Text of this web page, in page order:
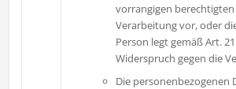
vorrangigen
Verarbeitung vor, oder
Person legt gemäß Art. 21
Widerspruch gegen die
Die personenbezogenen